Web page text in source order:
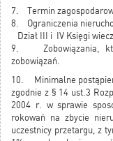
7. Termin
8. Ograniczenia
Dział III i IV Księgi
9. Zobowiązania,
zobowiązań.
10. Minimalne
zgodnie z § 14 ust.3
2004 r. w sprawie
rokowań na zbycie
uczestnicy przetargu, z